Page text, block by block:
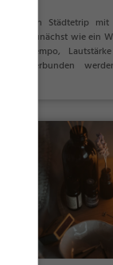
Ein Städtetrip
zunächst wie ein
Tempo,
verbunden
Reiseziele